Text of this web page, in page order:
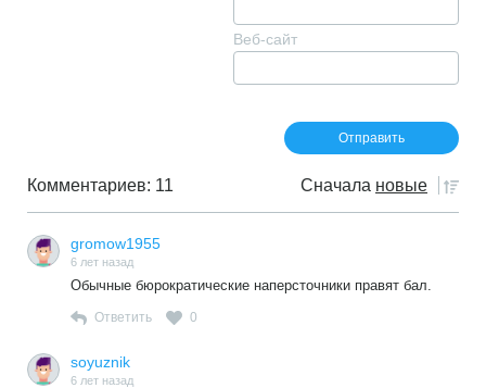
Веб-сайт
Комментариев: 11 Сначала новые
gromow1955
6 лет назад
Обычные бюрократические наперсточники правят бал.
Ответить 0
soyuznik
6 лет назад